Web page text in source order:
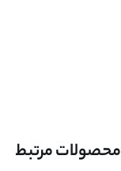
محصولات مرتبط